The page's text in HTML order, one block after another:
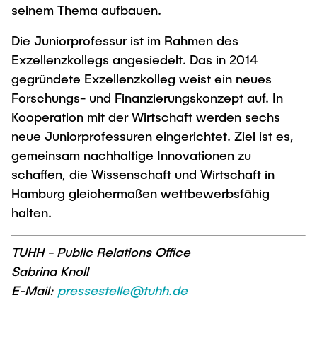
seinem Thema aufbauen.
Die Juniorprofessur ist im Rahmen des
Exzellenzkollegs angesiedelt. Das in 2014
gegründete Exzellenzkolleg weist ein neues
Forschungs- und Finanzierungskonzept auf. In
Kooperation mit der Wirtschaft werden sechs
neue Juniorprofessuren eingerichtet. Ziel ist es,
gemeinsam nachhaltige Innovationen zu
schaffen, die Wissenschaft und Wirtschaft in
Hamburg gleichermaßen wettbewerbsfähig
halten.
TUHH - Public Relations Office
Sabrina Knoll
E-Mail: pressestelle@tuhh.de